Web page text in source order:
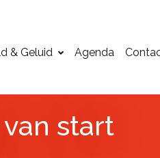
& Geluid Agenda
start